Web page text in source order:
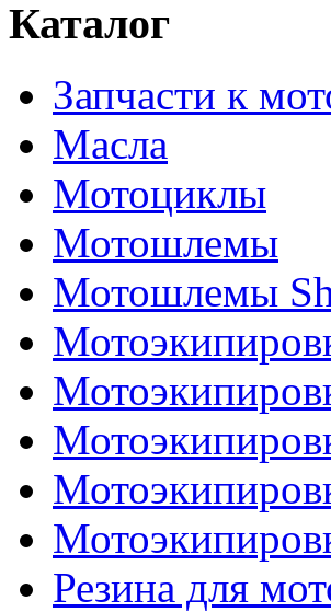
Каталог
Запчасти к
Масла
Мотоциклы
Мотошлемы
Мотошлемы
Резина для